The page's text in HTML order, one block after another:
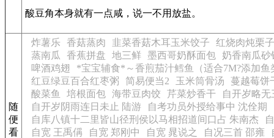
酸豆角本身就有一点咸，说一不用放盐。
随
便
看
炸薯乐 香菇蒸肉 韭菜香菇木耳玉米饺子
红烧肉炖栗子
蒸南瓜
香蕉拼盘 地三鲜 墨西哥奶酥面包
奶香南瓜砂
啤酒鸡翅
*宝宝辅食*～香煎茄汁鳕鱼（适合7M?添加鱼
红豆绿豆百合红枣粥
简易便当2 玉米筒骨汤
蔓越莓饼
酸菜鱼
培根面包 海带豆肉饺 芹菜炒香干
自开岁略
自开岁阴雨连日未止 陆游
自考功员外授给事中 沈佺期
自库八镇十二里皆山径刑侯以马相招道间口占 朱南杰
自宽 王禹偁
自宽 郑刚中 自宽 晁说之 自况三首 邵雍